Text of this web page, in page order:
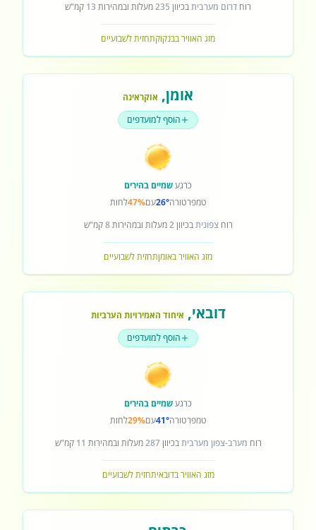
רוח דרום מערביתבכיוון 235מעלות ובמהירות 13 קמ"ש
מזג האוויר בבנקוקתחזית לשבועיים
אומן, אוקראינה
הוסף למועדפים
כרגעשמיים בהירים
טמפרטורה26°עם47%לחות
רוחצפוניתבכיוון2מעלות ובמהירות8קמ"ש
מזג האוויר באומןתחזית לשבועיים
דובאי, איחוד האמירויות הערביות
הוסף למועדפים
כרגעשמיים בהירים
טמפרטורה41°עם29%לחות
רוח מערב-צפון מערביתבכיוון287מעלות ובמהירות 11 קמ"ש
מזג האוויר בדובאיתחזית לשבועיים